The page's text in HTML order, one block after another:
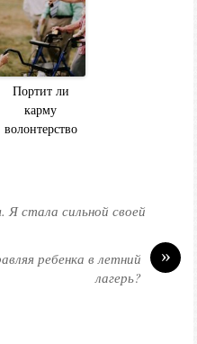
Портит ли
карму
волонтерство
стала сильной своей
»
ребенка в летний
лагерь?